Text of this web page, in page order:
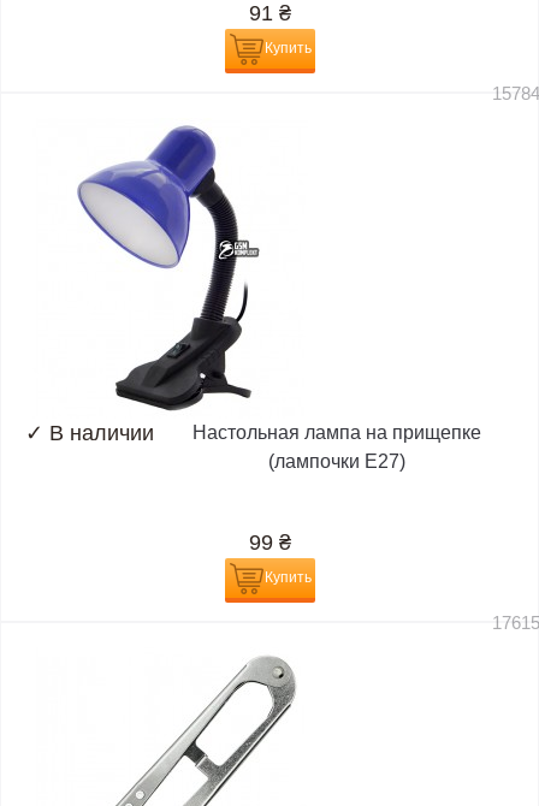
91 ₴
Купить
✓ В наличии
Настольная лампа на прищепке
(лампочки E27)
99 ₴
Купить